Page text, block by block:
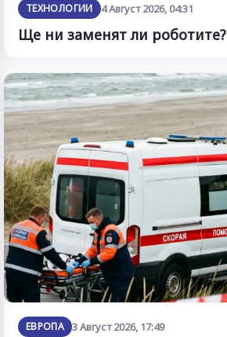
ТЕХНОЛОГИИ 4 Август 2026, 04:31
Ще ни заменят ли роботите?
ЕВРОПА 3 Август 2026, 17:49